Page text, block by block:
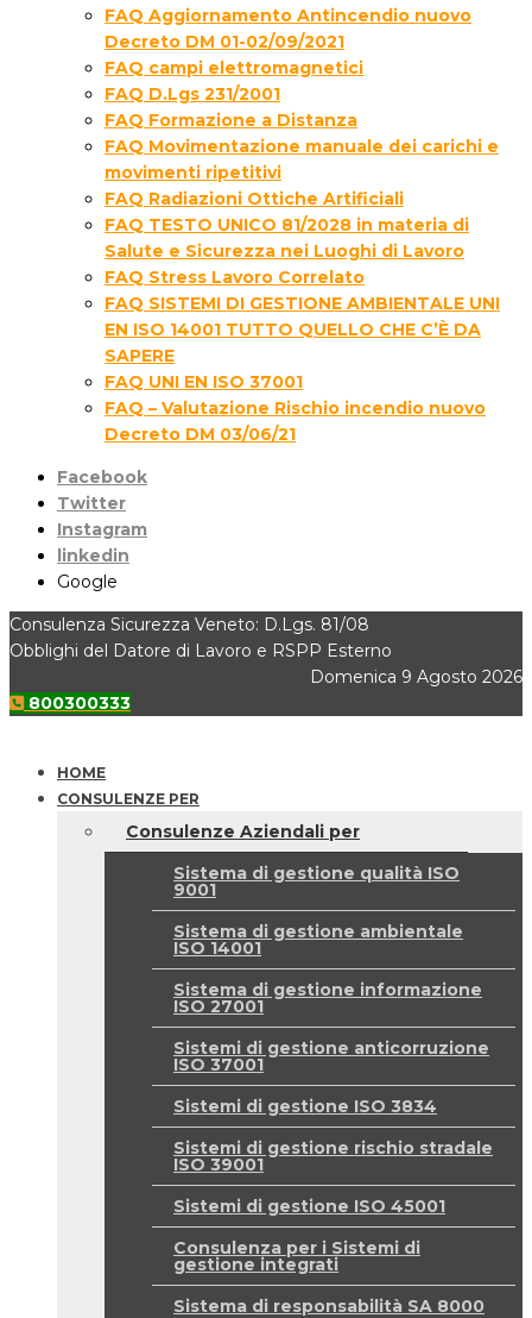
FAQ Aggiornamento Antincendio nuovo
Decreto DM 01-02/09/2021
FAQ campi elettromagnetici
FAQ D.Lgs 231/2001
FAQ Formazione a Distanza
FAQ Movimentazione manuale dei carichi e
movimenti ripetitivi
FAQ Radiazioni Ottiche Artificiali
FAQ TESTO UNICO 81/2028 in materia di
Salute e Sicurezza nei Luoghi di Lavoro
FAQ Stress Lavoro Correlato
FAQ SISTEMI DI GESTIONE AMBIENTALE UNI
EN ISO 14001 TUTTO QUELLO CHE C’È DA
SAPERE
FAQ UNI EN ISO 37001
FAQ – Valutazione Rischio incendio nuovo
Decreto DM 03/06/21
Facebook
Twitter
Instagram
linkedin
Google
Consulenza Sicurezza Veneto: D.Lgs. 81/08
Obblighi del Datore di Lavoro e RSPP Esterno
Domenica 9 Agosto 2026
800300333
HOME
CONSULENZE PER
Consulenze Aziendali per
Sistema di gestione qualità ISO
9001
Sistema di gestione ambientale
ISO 14001
Sistema di gestione informazione
ISO 27001
Sistemi di gestione anticorruzione
ISO 37001
Sistemi di gestione ISO 3834
Sistemi di gestione rischio stradale
ISO 39001
Sistemi di gestione ISO 45001
Consulenza per i Sistemi di
gestione integrati
Sistema di responsabilità SA 8000